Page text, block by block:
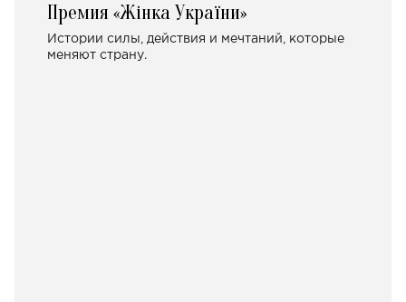
Премия «Жінка України»
Истории силы, действия и мечтаний, которые
меняют страну.